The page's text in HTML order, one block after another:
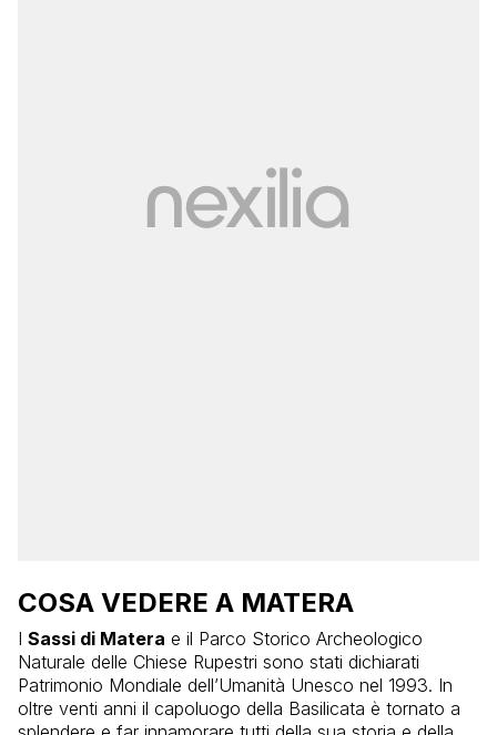
COSA VEDERE A MATERA
I Sassi di Matera e il Parco Storico Archeologico
Naturale delle Chiese Rupestri sono stati dichiarati
Patrimonio Mondiale dell’Umanità Unesco nel 1993. In
oltre venti anni il capoluogo della Basilicata è tornato a